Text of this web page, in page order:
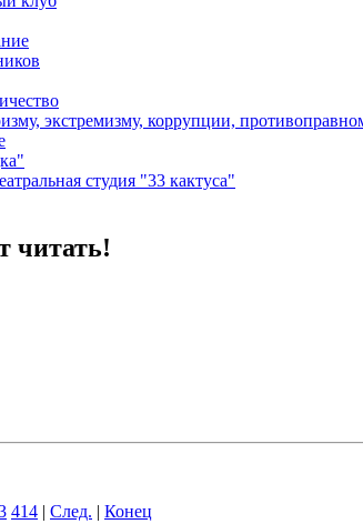
экстремизму, коррупции,
студия "33 кактуса"
читать!
414 | След. | Конец